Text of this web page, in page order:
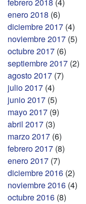
enero 2018 (6)
diciembre 2017 (4)
noviembre 2017 (5)
octubre 2017 (6)
septiembre 2017 (2)
agosto 2017 (7)
julio 2017 (4)
junio 2017 (5)
mayo 2017 (9)
abril 2017 (3)
marzo 2017 (6)
febrero 2017 (8)
enero 2017 (7)
diciembre 2016 (2)
noviembre 2016 (4)
octubre 2016 (8)